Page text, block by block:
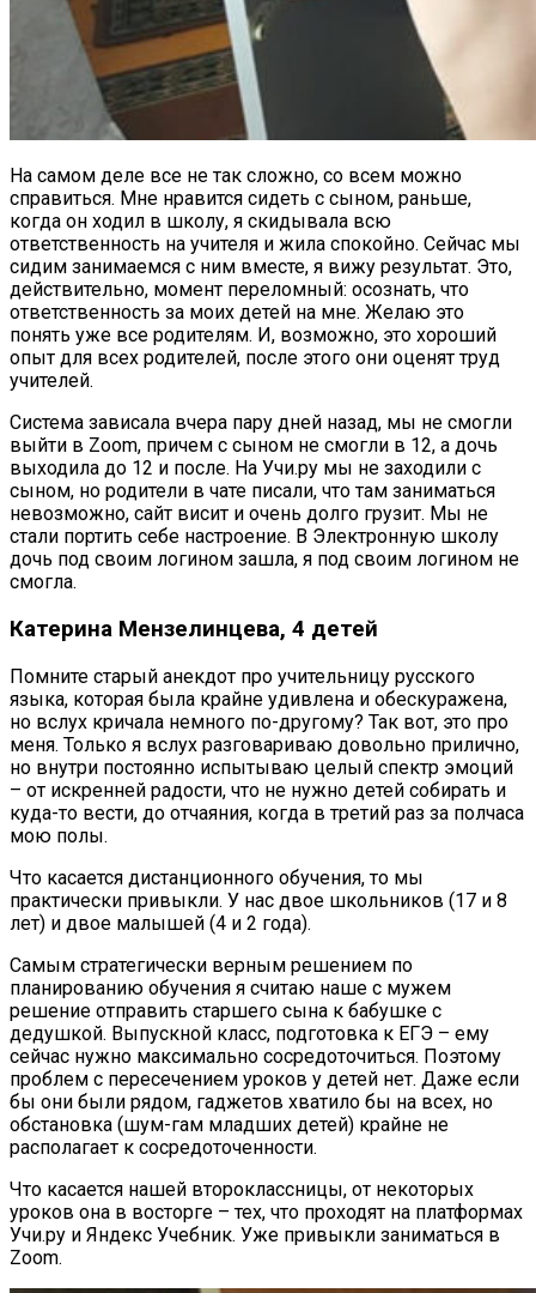
На самом деле все не так сложно, со всем можно
справиться. Мне нравится сидеть с сыном, раньше,
когда он ходил в школу, я скидывала всю
ответственность на учителя и жила спокойно. Сейчас мы
сидим занимаемся с ним вместе, я вижу результат. Это,
действительно, момент переломный: осознать, что
ответственность за моих детей на мне. Желаю это
понять уже все родителям. И, возможно, это хороший
опыт для всех родителей, после этого они оценят труд
учителей.
Система зависала вчера пару дней назад, мы не смогли
выйти в Zoom, причем с сыном не смогли в 12, а дочь
выходила до 12 и после. На Учи.ру мы не заходили с
сыном, но родители в чате писали, что там заниматься
невозможно, сайт висит и очень долго грузит. Мы не
стали портить себе настроение. В Электронную школу
дочь под своим логином зашла, я под своим логином не
смогла.
Катерина Мензелинцева, 4 детей
Помните старый анекдот про учительницу русского
языка, которая была крайне удивлена и обескуражена,
но вслух кричала немного по-другому? Так вот, это про
меня. Только я вслух разговариваю довольно прилично,
но внутри постоянно испытываю целый спектр эмоций
– от искренней радости, что не нужно детей собирать и
куда-то вести, до отчаяния, когда в третий раз за полчаса
мою полы.
Что касается дистанционного обучения, то мы
практически привыкли. У нас двое школьников (17 и 8
лет) и двое малышей (4 и 2 года).
Самым стратегически верным решением по
планированию обучения я считаю наше с мужем
решение отправить старшего сына к бабушке с
дедушкой. Выпускной класс, подготовка к ЕГЭ – ему
сейчас нужно максимально сосредоточиться. Поэтому
проблем с пересечением уроков у детей нет. Даже если
бы они были рядом, гаджетов хватило бы на всех, но
обстановка (шум-гам младших детей) крайне не
располагает к сосредоточенности.
Что касается нашей второклассницы, от некоторых
уроков она в восторге – тех, что проходят на платформах
Учи.ру и Яндекс Учебник. Уже привыкли заниматься в
Zoom.